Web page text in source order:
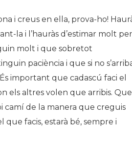
i creus en ella, prova-ho!
la i l’hauràs d’estimar molt per
molt i que sobretot
paciència i que si no
important que cadascú faci el
els altres volen que arribis. Que
camí de la manera que creguis
facis, estarà bé, sempre i